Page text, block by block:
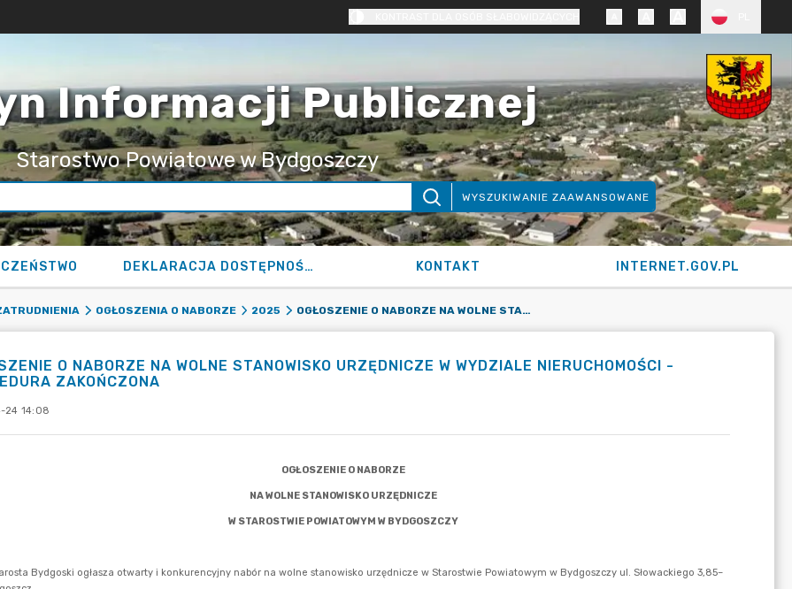
Informacji Publicznej
Starostwo Powiatowe w Bydgoszczy
WYSZUKIWANIE ZAAWANSOWANE
DEKLARACJA DOSTĘPNOŚCI KONTAKT INTERNET.GOV.PL
OGŁOSZENIA O NABORZE 2025 OGŁOSZENIE O NABORZE NA WOLNE STANOWISKO URZĘDNICZE W WYDZIALE NIERUCHOMOŚCI - PROCEDURA ZAKOŃCZONA
O NABORZE NA WOLNE STANOWISKO URZĘDNICZE W WYDZIALE NIERUCHOMOŚCI -
ZAKOŃCZONA
24 14:08